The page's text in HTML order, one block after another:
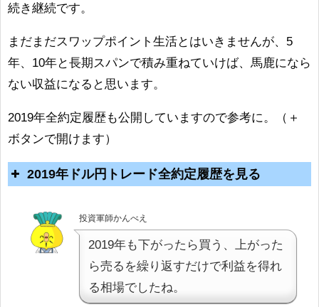
投資軍師かんべえ
値で買えていた買いポジション
をどんどん利確することができ
ました。
続き継続です。
まだまだスワップポイント生活とはいきませんが、5
年、10年と長期スパンで積み重ねていけば、馬鹿になら
ない収益になると思います。
2019年全約定履歴も公開していますので参考に。（＋
ボタンで開けます）
2019年ドル円トレード全約定履歴を見る
投資軍師かんべえ
2019年も下がったら買う、上がった
ら売るを繰り返すだけで利益を得れ
る相場でしたね。